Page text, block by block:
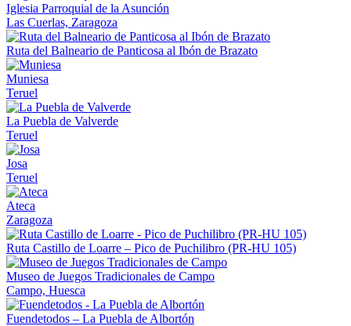
Iglesia Parroquial de la Asunción
Las Cuerlas, Zaragoza
Ruta del Balneario de Panticosa al Ibón de Brazato
Muniesa
Teruel
La Puebla de Valverde
Teruel
Josa
Teruel
Ateca
Zaragoza
Ruta Castillo de Loarre – Pico de Puchilibro (PR-HU 105)
Museo de Juegos Tradicionales de Campo
Campo, Huesca
Fuendetodos – La Puebla de Albortón